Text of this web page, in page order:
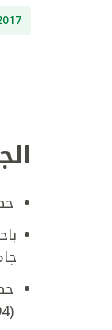
(1994)